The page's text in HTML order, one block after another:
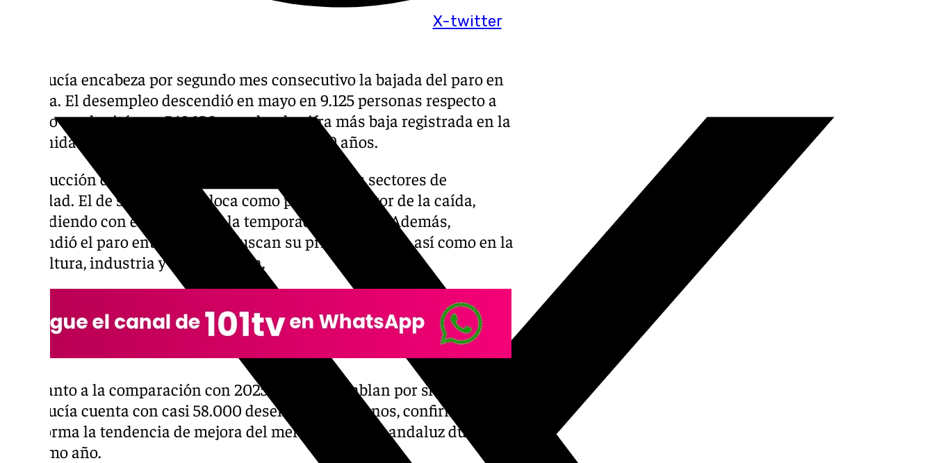
X-twitter
Andalucía encabeza por segundo mes consecutivo la bajada del paro en
España. El desempleo descendió en mayo en 9.125 personas respecto a
abril, lo que le sitúa en 548.120 parados, la cifra más baja registrada en la
comunidad para un mes de mayo desde hace 19 años.
La reducción del desempleo se produjo en todos los sectores de
actividad. El de servicio se coloca como principal motor de la caída,
coincidiendo con el impulso de la temporada turística. Además,
descendió el paro entre quienes buscan su primer empleo, así como en la
agricultura, industria y construcción.
En cuanto a la comparación con 2025, los datos hablan por sí solos.
Andalucía cuenta con casi 58.000 desempleados menos, confirmando de
esta forma la tendencia de mejora del mercado laboral andaluz durante
el último año.